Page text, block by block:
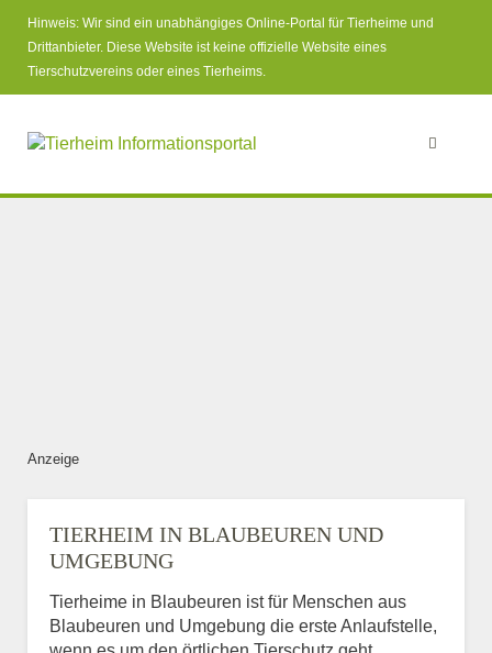
Hinweis: Wir sind ein unabhängiges Online-Portal für Tierheime und
Drittanbieter. Diese Website ist keine offizielle Website eines
Tierschutzvereins oder eines Tierheims.
Anzeige
TIERHEIM IN BLAUBEUREN UND
UMGEBUNG
Tierheime in Blaubeuren ist für Menschen aus
Blaubeuren und Umgebung die erste Anlaufstelle,